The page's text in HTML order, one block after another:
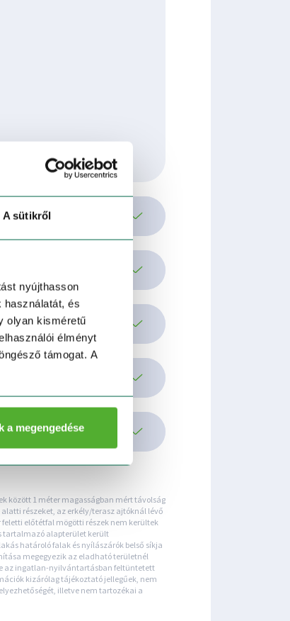
A sütikről
nyújthasson
használatát, és
olyan kisméretű
élményt
támogat. A
a megengedése
között 1 méter magasságban mért távolság
részeket, az erkély/terasz ajtóknál lévő
előtétfal mögötti részek nem kerültek
tartalmazó alapterület került
határoló falak és nyílászárók belső síkja
megegyezik az eladható területnél
az ingatlan-nyilvántartásban feltüntetett
kizárólag tájékoztató jellegűek, nem
illetve nem tartozékai a